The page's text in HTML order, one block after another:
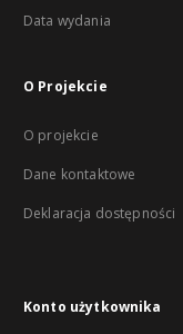
Data wydania
O Projekcie
O projekcie
Dane kontaktowe
Deklaracja dostępności
Konto użytkownika